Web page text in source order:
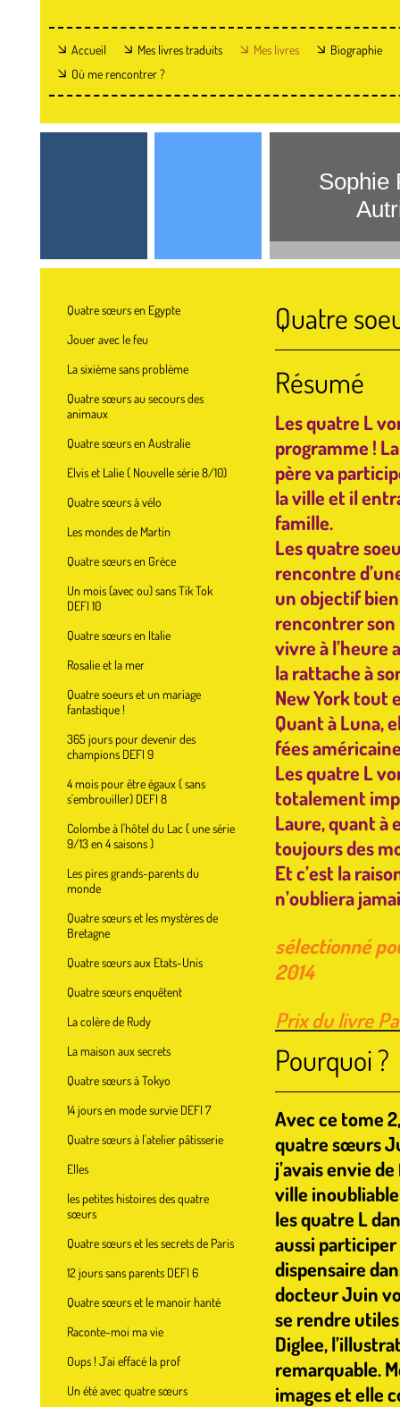
Accueil Mes livres traduits Mes livres
Biographie
Où me rencontrer ?
Sophie
Quatre sœurs en Egypte
Jouer avec le feu
La sixième sans problème
Quatre sœurs au secours des
animaux
Quatre sœurs en Australie
Elvis et Lalie ( Nouvelle série 8/10)
Quatre sœurs à vélo
Les mondes de Martin
Quatre sœurs en Grèce
Un mois (avec ou) sans Tik Tok
DEFI 10
Quatre sœurs en Italie
Rosalie et la mer
Quatre soeurs et un mariage
fantastique !
365 jours pour devenir des
champions DEFI 9
4 mois pour être égaux ( sans
s'embrouiller) DEFI 8
Colombe à l'hôtel du Lac ( une série
9/13 en 4 saisons )
Les pires grands-parents du
monde
Quatre sœurs et les mystères de
Bretagne
Quatre sœurs aux Etats-Unis
Quatre sœurs enquêtent
La colère de Rudy
La maison aux secrets
Quatre sœurs à Tokyo
14 jours en mode survie DEFI 7
Quatre sœurs à l'atelier pâtisserie
Elles
les petites histoires des quatre
sœurs
Quatre sœurs et les secrets de Paris
12 jours sans parents DEFI 6
Quatre sœurs et le manoir hanté
Raconte-moi ma vie
Oups ! J'ai effacé la prof
Un été avec quatre sœurs
Quatre
Résumé
Les quatre L
programme !
père va
la ville et il
famille.
Les quatre
rencontre
un objectif
rencontrer son
vivre à l’heure
la rattache à
New York tout
Quant à Luna,
fées
Les quatre L
totalement
Laure, quant à
toujours des
Et c’est la
n’oubliera
sélectionné
2014
Prix du livre
Pourquoi ?
Avec ce tome
quatre sœurs
j’avais envie
ville
les quatre L
aussi
dispensaire
docteur Juin
se rendre
Diglee,
remarquable.
images et elle